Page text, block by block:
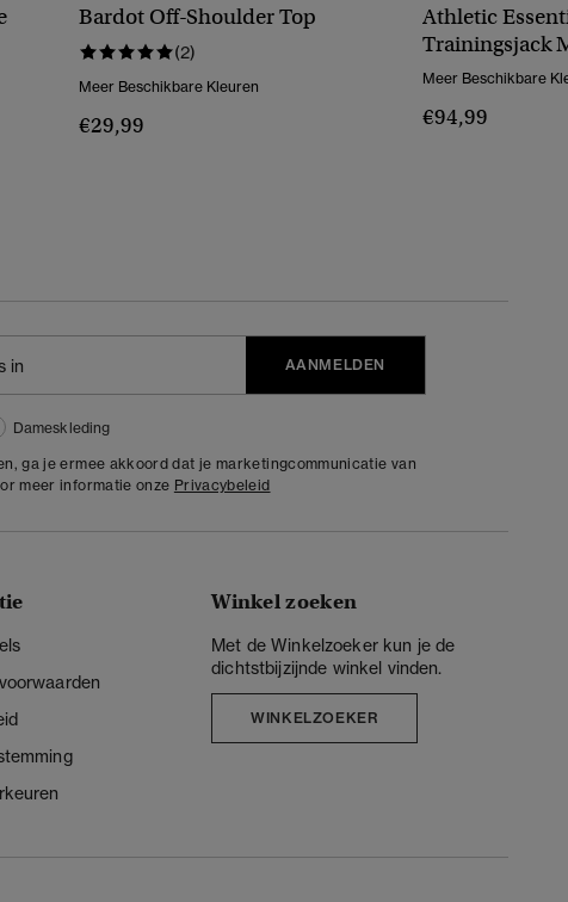
Bardot Off-Shoulder Top
(2)
Meer Beschikbare Kleuren
€29,99
Athletic
Trainingsjack
Applicatie
Meer Beschikbare
€94,99
AANMELDEN
Dameskleding
ga je ermee akkoord dat je marketingcommunicatie van
meer informatie onze Privacybeleid
Winkel zoeken
Met de Winkelzoeker kun je de
dichtstbijzijnde winkel vinden.
WINKELZOEKER